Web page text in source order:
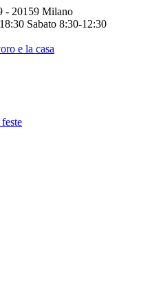
- 20159 Milano
Sabato 8:30-12:30